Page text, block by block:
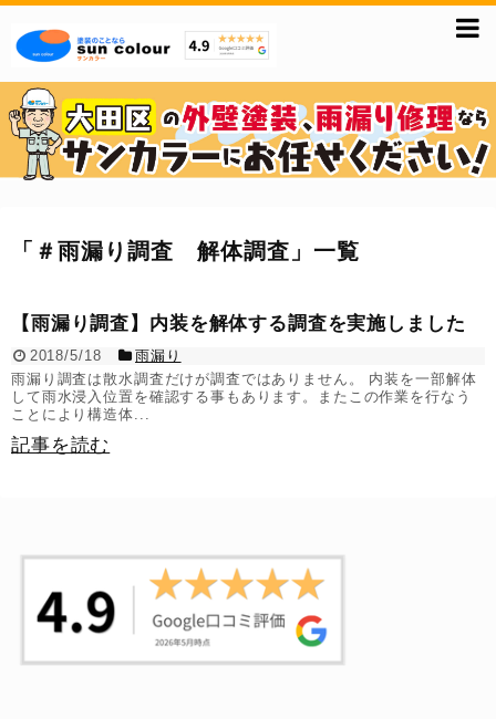
「 ＃雨漏り調査 解体調査 」 一覧
【雨漏り調査】内装を解体する調査を実施しました
2018/5/18
雨漏り
雨漏り調査は散水調査だけが調査ではありません。 内装を一部解体
して雨水浸入位置を確認する事もあります。またこの作業を行なう
ことにより構造体...
記事を読む